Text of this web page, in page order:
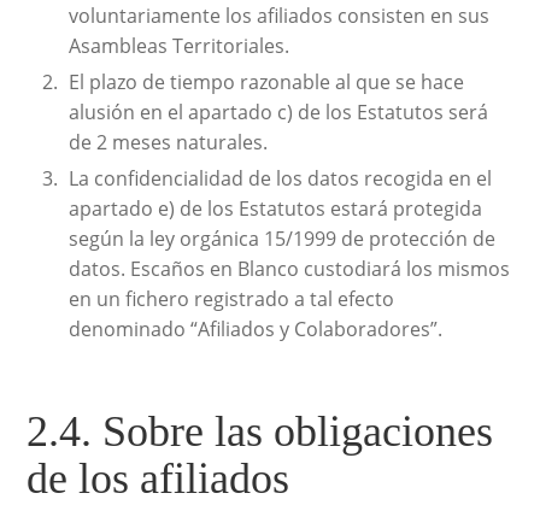
voluntariamente los afiliados consisten en sus
Asambleas Territoriales.
El plazo de tiempo razonable al que se hace
alusión en el apartado c) de los Estatutos será
de 2 meses naturales.
La confidencialidad de los datos recogida en el
apartado e) de los Estatutos estará protegida
según la ley orgánica 15/1999 de protección de
datos. Escaños en Blanco custodiará los mismos
en un fichero registrado a tal efecto
denominado “Afiliados y Colaboradores”.
2.4. Sobre las obligaciones
de los afiliados